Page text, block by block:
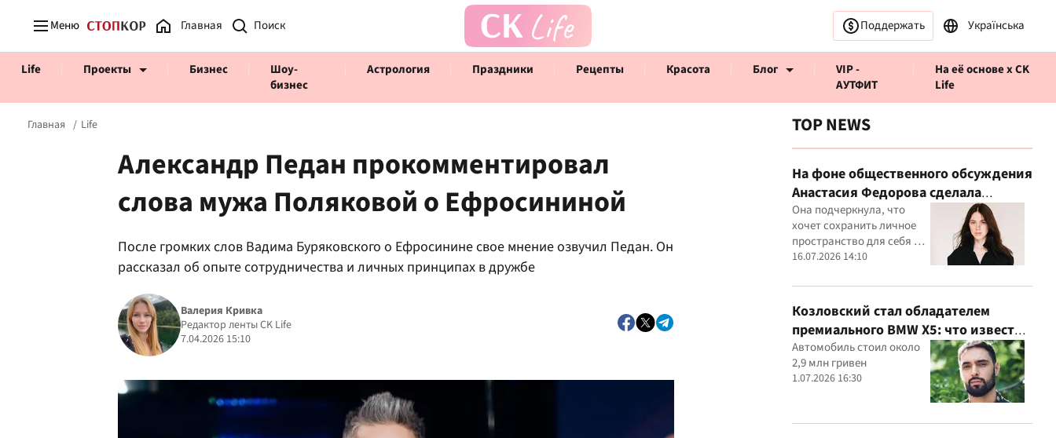
Меню Главная Поддержать Українська
Life Проекты Бизнес
Шоу-
бизнес
Астрология Праздники Рецепты Красота Блог
VIP -
АУТФИТ
На её основе x CK
Life
ВІДВЕРТІ Говорят инфлюенсеры
Главная Life
Александр Педан прокомментировал
слова мужа Поляковой о Ефросининой
После громких слов Вадима Буряковского о Ефросинине свое мнение озвучил Педан. Он
рассказал об опыте сотрудничества и личных принципах в дружбе
Валерия Кривка
Редактор ленты CK Life
7.04.2026 15:10
TOP NEWS
На фоне общественного обсуждения
Анастасия Федорова сделала
публичное заявление
Она подчеркнула, что
хочет сохранить личное
пространство для себя и
своего ребенка
16.07.2026 14:10
Козловский стал обладателем
премиального BMW X5: что известно
о покупке
Автомобиль стоил около
2,9 млн гривен
1.07.2026 16:30